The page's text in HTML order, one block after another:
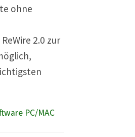
ohne
2.0 zur
PC/MAC